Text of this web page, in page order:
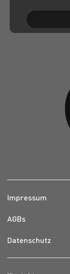
Impressum
AGBs
Datenschutz